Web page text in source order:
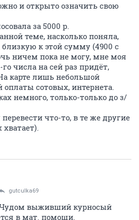
и открыто означить свою
за 5000 р.
теме, насколько поняла,
близкую к этой сумму (4900 с
ничем пока не могу, мне моя
числа на сей раз придёт,
карте лишь небольшой
оплаты сотовых, интернета.
немного, только-только до з/
что-то, в те же другие
gutculka69
выживший курносый
в мат. помощи.